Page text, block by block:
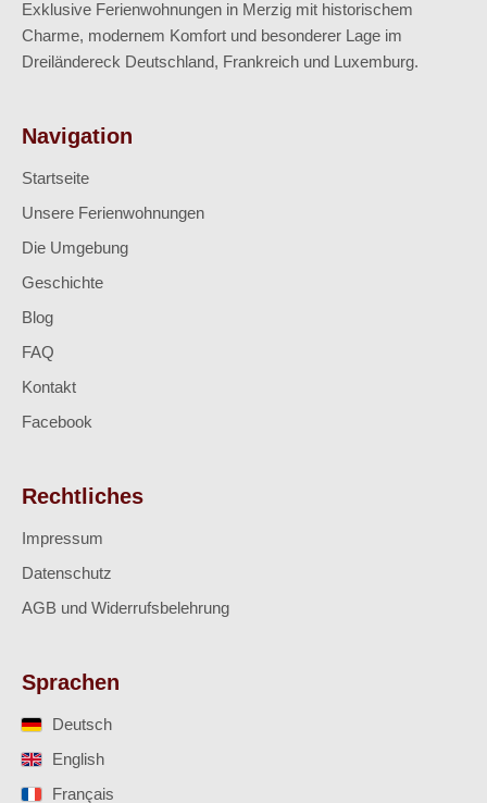
Exklusive Ferienwohnungen in Merzig mit historischem
Charme, modernem Komfort und besonderer Lage im
Dreiländereck Deutschland, Frankreich und Luxemburg.
Navigation
Startseite
Unsere Ferienwohnungen
Die Umgebung
Geschichte
Blog
FAQ
Kontakt
Facebook
Rechtliches
Impressum
Datenschutz
AGB und Widerrufsbelehrung
Sprachen
Deutsch
English
Français